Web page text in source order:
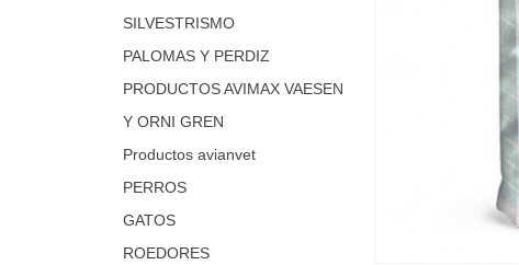
SILVESTRISMO
PALOMAS Y PERDIZ
PRODUCTOS AVIMAX VAESEN
Y ORNI GREN
Productos avianvet
PERROS
GATOS
ROEDORES